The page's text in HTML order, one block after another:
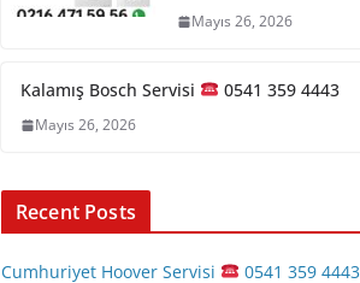
Mayıs 26, 2026
Kalamış Bosch Servisi 0541 359 4443
Mayıs 26, 2026
Recent Posts
Cumhuriyet Hoover Servisi
0541 359 4443